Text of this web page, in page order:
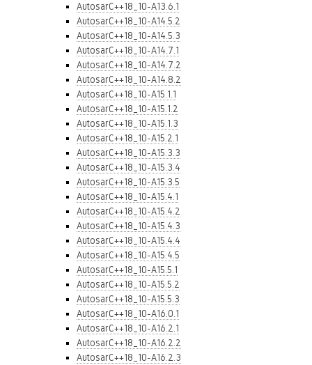
AutosarC++18_10-A13.6.1
AutosarC++18_10-A14.5.2
AutosarC++18_10-A14.5.3
AutosarC++18_10-A14.7.1
AutosarC++18_10-A14.7.2
AutosarC++18_10-A14.8.2
AutosarC++18_10-A15.1.1
AutosarC++18_10-A15.1.2
AutosarC++18_10-A15.1.3
AutosarC++18_10-A15.2.1
AutosarC++18_10-A15.3.3
AutosarC++18_10-A15.3.4
AutosarC++18_10-A15.3.5
AutosarC++18_10-A15.4.1
AutosarC++18_10-A15.4.2
AutosarC++18_10-A15.4.3
AutosarC++18_10-A15.4.4
AutosarC++18_10-A15.4.5
AutosarC++18_10-A15.5.1
AutosarC++18_10-A15.5.2
AutosarC++18_10-A15.5.3
AutosarC++18_10-A16.0.1
AutosarC++18_10-A16.2.1
AutosarC++18_10-A16.2.2
AutosarC++18_10-A16.2.3